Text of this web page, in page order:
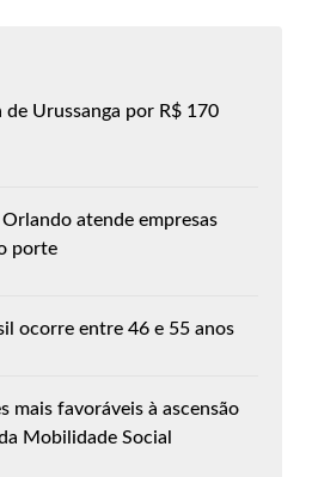
de Urussanga por R$ 170
atende empresas
porte
ocorre entre 46 e 55 anos
mais favoráveis à ascensão
Mobilidade Social